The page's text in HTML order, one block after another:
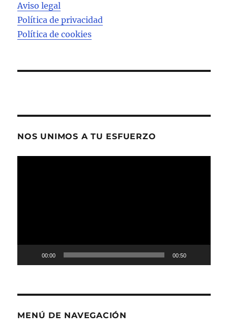
Aviso legal
Política de privacidad
Política de cookies
NOS UNIMOS A TU ESFUERZO
00:00 00:50
MENÚ DE NAVEGACIÓN